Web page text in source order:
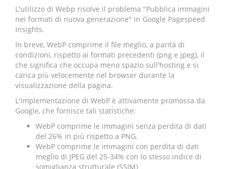
L'utilizzo di Webp risolve il problema "Pubblica immagini
nei formati di nuova generazione" in Google Pagespeed
Insights.
In breve, WebP comprime il file meglio, a parità di
condizioni, rispetto ai formati precedenti (png e jpeg), il
che significa che occupa meno spazio sull'hosting e si
carica più velocemente nel browser durante la
visualizzazione della pagina.
L'implementazione di WebP è attivamente promossa da
Google, che fornisce tali statistiche:
WebP comprime le immagini senza perdita di dati
del 26% in più rispetto a PNG.
WebP comprime le immagini con perdita di dati
meglio di JPEG del 25-34% con lo stesso indice di
somiglianza strutturale (SSIM)